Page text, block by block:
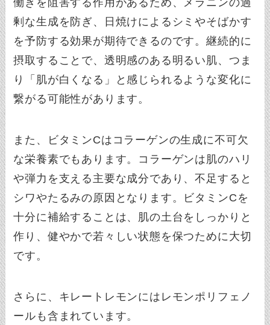
働きを阻害する作用があるため、メラニンの過
剰な生成を防ぎ、日焼けによるシミやそばかす
を予防する効果が期待できるのです。継続的に
摂取することで、透明感のある明るい肌、つま
り「肌が白くなる」と感じられるような変化に
繋がる可能性があります。
また、ビタミンCはコラーゲンの生成に不可欠
な栄養素でもあります。コラーゲンは肌のハリ
や弾力を支える主要な成分であり、不足すると
シワやたるみの原因となります。ビタミンCを
十分に補給することは、肌の土台をしっかりと
作り、健やかで若々しい状態を保つために大切
です。
さらに、キレートレモンにはレモンポリフェノ
ールも含まれています。